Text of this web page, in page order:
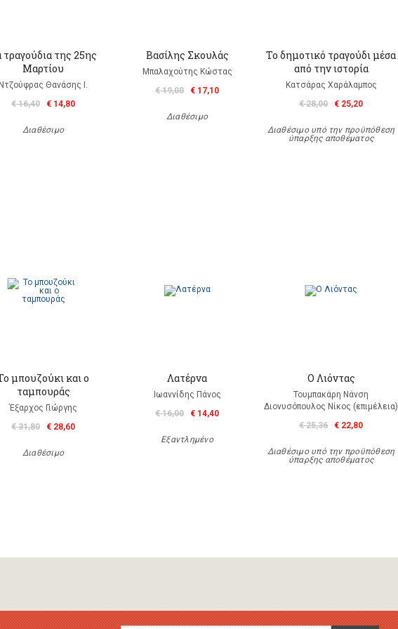
τραγούδια της 25ης
Μαρτίου
Θανάσης Ι.
€ 16,40
€ 14,80
Διαθέσιμο
Βασίλης Σκουλάς
Μπαλαχούτης Κώστας
€ 19,00
€ 17,10
Διαθέσιμο
Το δημοτικό τραγούδι μέσα
από την ιστορία
Κατσάρας Χαράλαμπος
€ 28,00
€ 25,20
Διαθέσιμο υπό την προϋπόθεση
ύπαρξης αποθέματος
μπουζούκι και ο
ταμπουράς
Έξαρχος Γιώργης
€ 31,80
€ 28,60
Διαθέσιμο
Λατέρνα
Ιωαννίδης Πάνος
€ 16,00
€ 14,40
Εξαντλημένο
Ο Λιόντας
Τουμπακάρη Νάνση
Διονυσόπουλος Νίκος (επιμέλεια)
€ 25,36
€ 22,80
Διαθέσιμο υπό την προϋπόθεση
ύπαρξης αποθέματος